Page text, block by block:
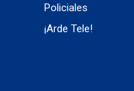
Policiales
¡Arde Tele!